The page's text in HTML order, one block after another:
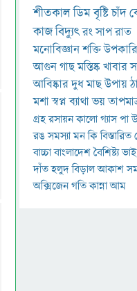
শীতকালডিমবৃষ্টিচাঁদ
কাজবিদ্যুৎরংসাপরাত
মনোবিজ্ঞানশক্তি
আগুনগাছমস্তিষ্কখাবার
আবিষ্কারদুধমাছউপায়
মশাস্বপ্নব্যাথাভয়
গ্রহরসায়নকালোগ্যাসপা
রঙসমস্যামনকিবিস্তারিত
বাচ্চাবাংলাদেশবৈশিষ্ট্য
দাঁতহলুদবিড়ালআকাশ
অক্সিজেনগতিকান্নাআম